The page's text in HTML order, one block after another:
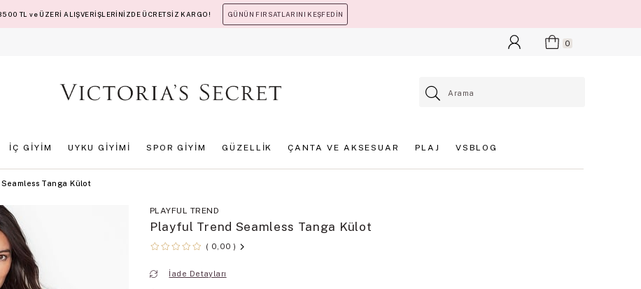
TL ve ÜZERİ ALIŞVERİŞLERİNİZDE ÜCRETSİZ KARGO! GÜNÜN FIRSATLARINI KEŞFEDİN
0
İÇ GİYİM UYKU GİYİMİ SPOR GİYİM GÜZELLİK ÇANTA VE AKSESUAR PLAJ VSBLOG
Tanga Külot
PLAYFUL TREND
Playful Trend Seamless Tanga Külot
0,00
İade Detayları